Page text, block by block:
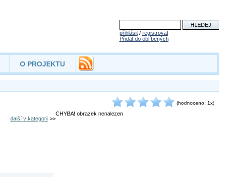
přihlásit/ registrovat
Přidat do oblíbených
O PROJEKTU
(hodnoceno: 1x)
další v kategorii>>
CHYBA! obrazek nenalezen